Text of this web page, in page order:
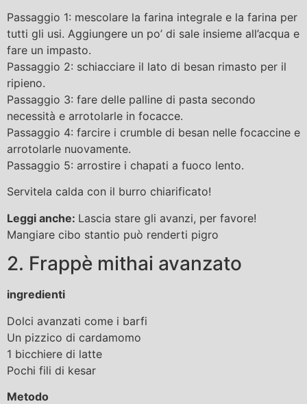
Passaggio 1: mescolare la farina integrale e la farina per
tutti gli usi. Aggiungere un po’ di sale insieme all’acqua e
fare un impasto.
Passaggio 2: schiacciare il lato di besan rimasto per il
ripieno.
Passaggio 3: fare delle palline di pasta secondo
necessità e arrotolarle in focacce.
Passaggio 4: farcire i crumble di besan nelle focaccine e
arrotolarle nuovamente.
Passaggio 5: arrostire i chapati a fuoco lento.
Servitela calda con il burro chiarificato!
Leggi anche: Lascia stare gli avanzi, per favore!
Mangiare cibo stantio può renderti pigro
2. Frappè mithai avanzato
ingredienti
Dolci avanzati come i barfi
Un pizzico di cardamomo
1 bicchiere di latte
Pochi fili di kesar
Metodo